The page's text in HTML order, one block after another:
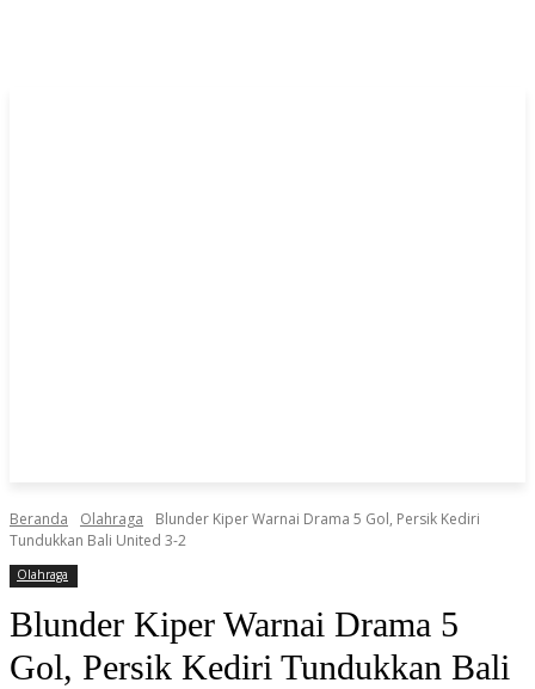
Beranda Olahraga
Blunder Kiper Warnai Drama 5 Gol, Persik Kediri
Tundukkan Bali United 3-2
Olahraga
Blunder Kiper Warnai Drama 5
Gol, Persik Kediri Tundukkan Bali